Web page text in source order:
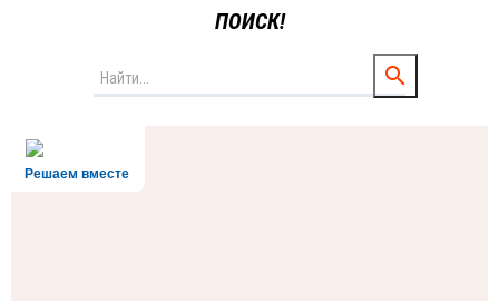
ПОИСК!
Решаем вместе